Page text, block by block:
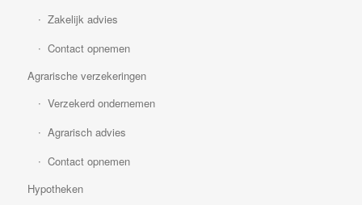
Zakelijk advies
Contact opnemen
Agrarische verzekeringen
Verzekerd ondernemen
Agrarisch advies
Contact opnemen
Hypotheken